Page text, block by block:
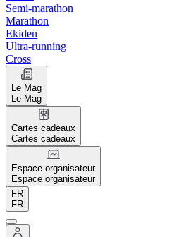
Semi-marathon
Marathon
Ekiden
Ultra-running
Cross
Le Mag
Le Mag
Cartes cadeaux
Cartes cadeaux
Espace organisateur
Espace organisateur
FR
FR